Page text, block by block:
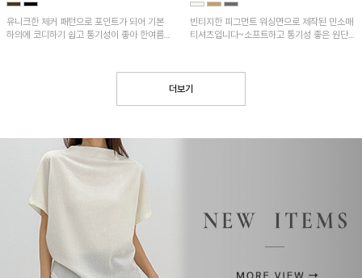
유니크한 체커 패턴으로 포인트가 되어 기본
하의에 코디하기 쉽고 통기성이 좋아 한여름에
빈티지한 피그먼트 워싱면으로 제작된 민소매
티셔츠입니다~소프트하고 통기성 좋은 원단
더보기